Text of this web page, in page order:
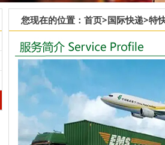
您现在的位置： 首页>国际快递>特